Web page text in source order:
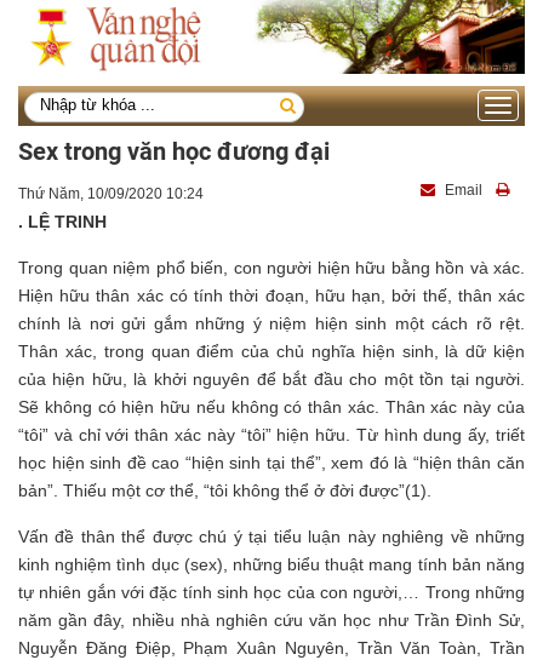
Toggle
Sex trong văn học đương đại
Thứ Năm, 10/09/2020 10:24 Email
. LỆ TRINH
Trong quan niệm phổ biến, con người hiện hữu bằng hồn và xác.
Hiện hữu thân xác có tính thời đoạn, hữu hạn, bởi thế, thân xác
chính là nơi gửi gắm những ý niệm hiện sinh một cách rõ rệt.
Thân xác, trong quan điểm của chủ nghĩa hiện sinh, là dữ kiện
của hiện hữu, là khởi nguyên để bắt đầu cho một tồn tại người.
Sẽ không có hiện hữu nếu không có thân xác. Thân xác này của
“tôi” và chỉ với thân xác này “tôi” hiện hữu. Từ hình dung ấy, triết
học hiện sinh đề cao “hiện sinh tại thể”, xem đó là “hiện thân căn
bản”. Thiếu một cơ thể, “tôi không thể ở đời được”(1).
Vấn đề thân thể được chú ý tại tiểu luận này nghiêng về những
kinh nghiệm tình dục (sex), những biểu thuật mang tính bản năng
tự nhiên gắn với đặc tính sinh học của con người,… Trong những
năm gần đây, nhiều nhà nghiên cứu văn học như Trần Đình Sử,
Nguyễn Đăng Điệp, Phạm Xuân Nguyên, Trần Văn Toàn, Trần